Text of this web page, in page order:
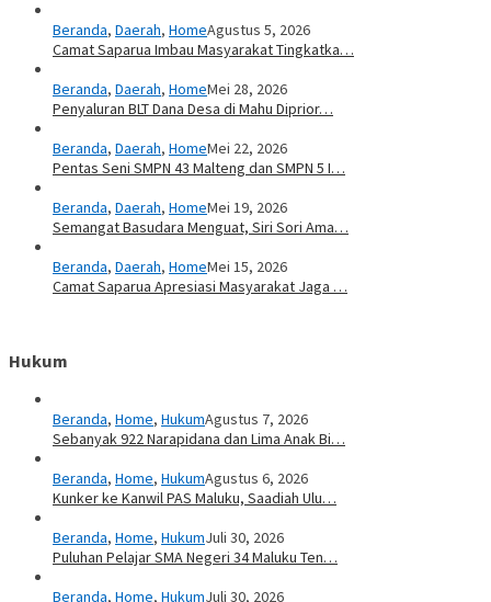
Beranda, Daerah, HomeAgustus 5, 2026
Camat Saparua Imbau Masyarakat Tingkatka…
Beranda, Daerah, HomeMei 28, 2026
Penyaluran BLT Dana Desa di Mahu Diprior…
Beranda, Daerah, HomeMei 22, 2026
Pentas Seni SMPN 43 Malteng dan SMPN 5 I…
Beranda, Daerah, HomeMei 19, 2026
Semangat Basudara Menguat, Siri Sori Ama…
Beranda, Daerah, HomeMei 15, 2026
Camat Saparua Apresiasi Masyarakat Jaga …
Hukum
Beranda, Home, HukumAgustus 7, 2026
Sebanyak 922 Narapidana dan Lima Anak Bi…
Beranda, Home, HukumAgustus 6, 2026
Kunker ke Kanwil PAS Maluku, Saadiah Ulu…
Beranda, Home, HukumJuli 30, 2026
Puluhan Pelajar SMA Negeri 34 Maluku Ten…
Beranda, Home, HukumJuli 30, 2026